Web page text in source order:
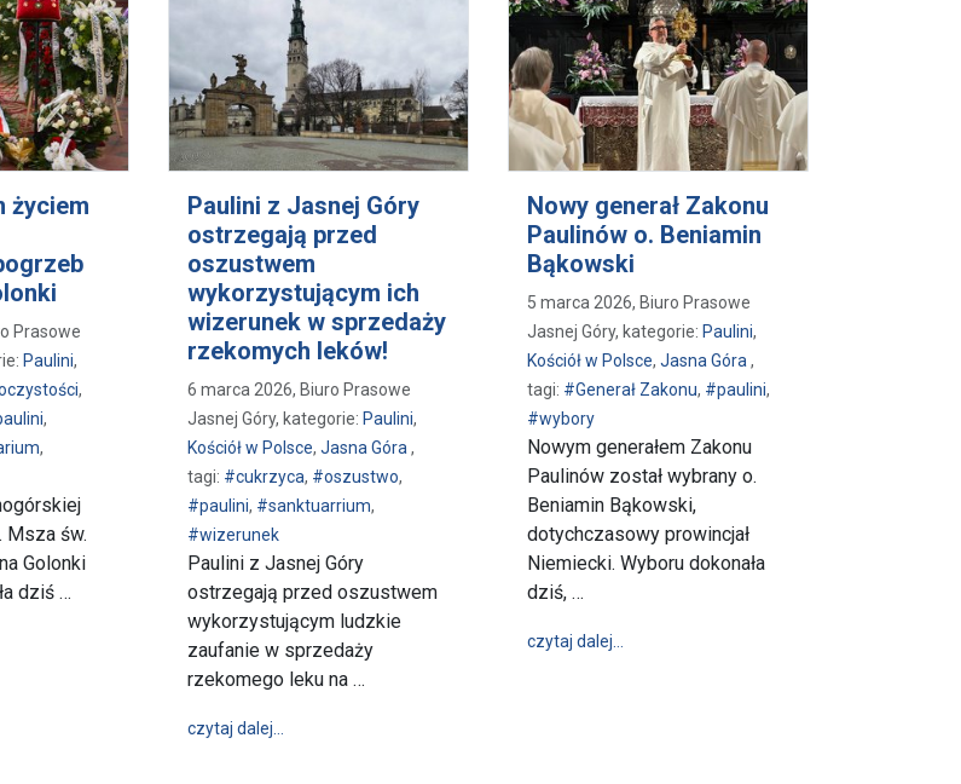
śluby wieczyste
życiem
Prasowe
Paulini,
,
,
,
Msza św.
Golonki
dziś …
swoim życiem służył Bogu i Ojczyźnie” – pogrzeb śp. o. Jana Golonki
Paulini z Jasnej Góry
ostrzegają przed
oszustwem
wykorzystującym ich
wizerunek w sprzedaży
rzekomych leków!
6 marca 2026, Biuro Prasowe
Jasnej Góry, kategorie: Paulini,
Kościół w Polsce, Jasna Góra,
tagi: #cukrzyca, #oszustwo,
#paulini, #sanktuarrium,
#wizerunek
Paulini z Jasnej Góry
ostrzegają przed oszustwem
wykorzystującym ludzkie
zaufanie w sprzedaży
rzekomego leku na …
czytaj dalej…
Nowy generał Zakonu
Paulinów o. Beniamin
Bąkowski
5 marca 2026, Biuro Prasowe
Jasnej Góry, kategorie: Paulini,
Kościół w Polsce, Jasna Góra,
tagi: #Generał Zakonu, #paulini,
#wybory
Nowym generałem Zakonu
Paulinów został wybrany o.
Beniamin Bąkowski,
dotychczasowy prowincjał
Niemiecki. Wyboru dokonała
dziś, …
czytaj dalej…